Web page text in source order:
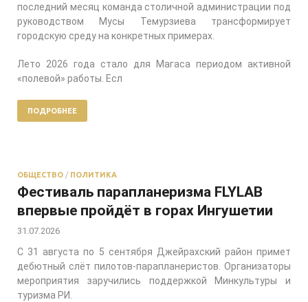
последний месяц команда столичной администрации под
руководством Мусы Темурзиева трансформирует
городскую среду на конкретных примерах.
Лето 2026 года стало для Магаса периодом активной
«полевой» работы. Есл
ПОДРОБНЕЕ
ОБЩЕСТВО / ПОЛИТИКА
Фестиваль парапланеризма FLYLAB
впервые пройдёт в горах Ингушетии
31.07.2026
С 31 августа по 5 сентября Джейрахский район примет
дебютный слёт пилотов-парапланеристов. Организаторы
мероприятия заручились поддержкой Минкультуры и
туризма РИ.